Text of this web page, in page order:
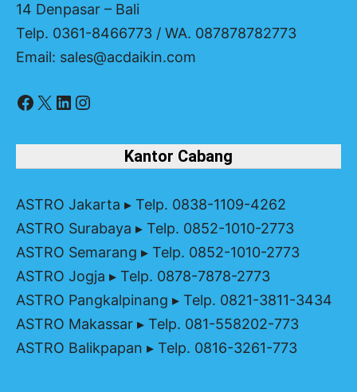
14 Denpasar – Bali
Telp. 0361-8466773 / WA. 087878782773
Email: sales@acdaikin.com
Facebook
X LinkedIn
Instagram
Kantor Cabang
ASTRO Jakarta ▸ Telp. 0838-1109-4262
ASTRO Surabaya ▸ Telp. 0852-1010-2773
ASTRO Semarang ▸ Telp. 0852-1010-2773
ASTRO Jogja ▸ Telp. 0878-7878-2773
ASTRO Pangkalpinang ▸ Telp. 0821-3811-3434
ASTRO Makassar ▸ Telp. 081-558202-773
ASTRO Balikpapan ▸ Telp. 0816-3261-773